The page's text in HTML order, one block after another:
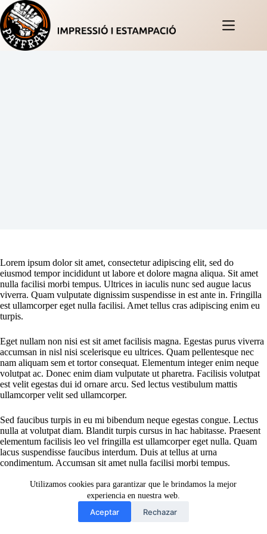
Saltar
al
contenido
Utilizamos cookies para garantizar que le brindamos la mejor
experiencia en nuestra web.
Aceptar Rechazar
Lorem ipsum dolor sit amet, consectetur adipiscing elit, sed do
eiusmod tempor incididunt ut labore et dolore magna aliqua. Sit amet
nulla facilisi morbi tempus. Ultrices in iaculis nunc sed augue lacus
viverra. Quam vulputate dignissim suspendisse in est ante in. Fringilla
est ullamcorper eget nulla facilisi. Amet tellus cras adipiscing enim eu
turpis.
Eget nullam non nisi est sit amet facilisis magna. Egestas purus viverra
accumsan in nisl nisi scelerisque eu ultrices. Quam pellentesque nec
nam aliquam sem et tortor consequat. Elementum integer enim neque
volutpat ac. Donec enim diam vulputate ut pharetra. Facilisis volutpat
est velit egestas dui id ornare arcu. Sed lectus vestibulum mattis
ullamcorper velit sed ullamcorper.
Sed faucibus turpis in eu mi bibendum neque egestas congue. Lectus
nulla at volutpat diam. Blandit turpis cursus in hac habitasse. Praesent
elementum facilisis leo vel fringilla est ullamcorper eget nulla. Quam
lacus suspendisse faucibus interdum. Duis at tellus at urna
condimentum. Accumsan sit amet nulla facilisi morbi tempus.